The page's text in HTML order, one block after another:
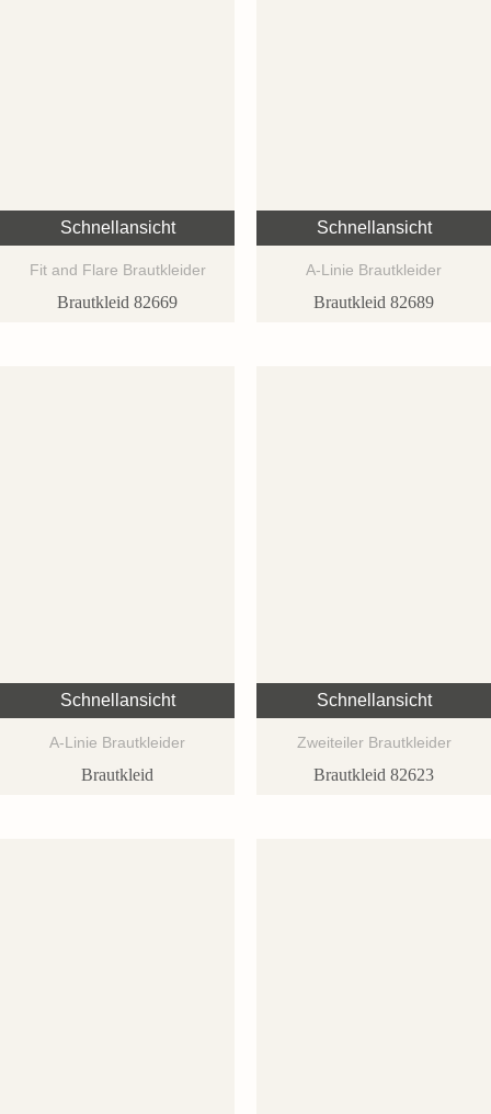
Schnellansicht
Fit and Flare Brautkleider
Brautkleid 82669
Schnellansicht
A-Linie Brautkleider
Brautkleid 82689
Schnellansicht
A-Linie Brautkleider
Brautkleid
Schnellansicht
Zweiteiler Brautkleider
Brautkleid 82623